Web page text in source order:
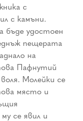
с
с камъни.
бъде удостоен
пещерата
на
Пафнутий
Молейки се
място и
се явил и